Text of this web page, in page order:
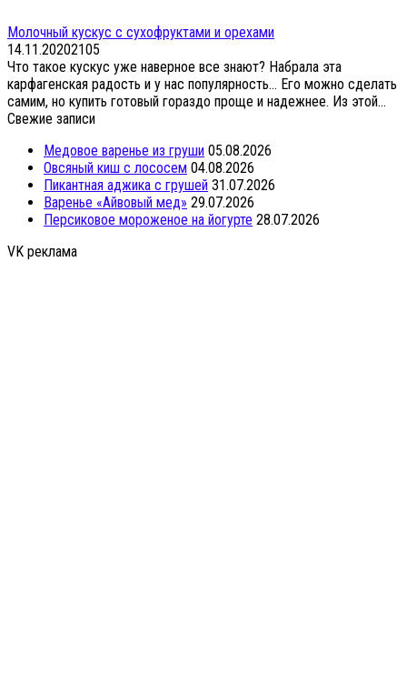
Молочный кускус с сухофруктами и орехами
14.11.20202105
Что такое кускус уже наверное все знают? Набрала эта
карфагенская радость и у нас популярность… Его можно сделать
самим, но купить готовый гораздо проще и надежнее. Из этой...
Свежие записи
Медовое варенье из груши 05.08.2026
Овсяный киш с лососем 04.08.2026
Пикантная аджика с грушей 31.07.2026
Варенье «Айвовый мед» 29.07.2026
Персиковое мороженое на йогурте 28.07.2026
VK реклама